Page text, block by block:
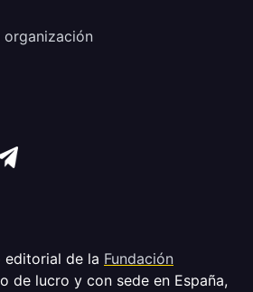
organización
editorial de la Fundación
de lucro y con sede en España,